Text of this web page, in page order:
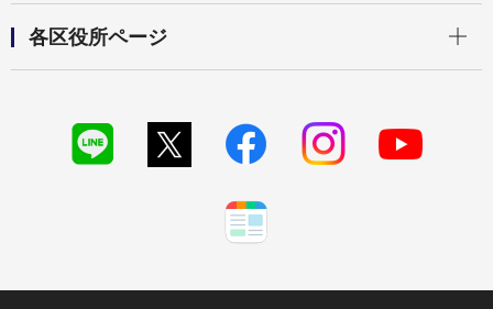
各区役所ページ